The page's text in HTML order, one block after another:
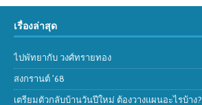
เรื่องล่าสุด
ไปพัทยากับ วงศ์ทรายทอง
สงกรานต์ ’68
เตรียมตัวกลับบ้านวันปีใหม่ ต้องวางแผนอะไรบ้าง?